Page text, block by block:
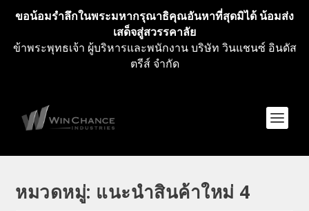
ขอน้อมรำลึกในพระมหากรุณาธิคุณอันหาที่สุดมิได้ น้อมส่ง
เสด็จสู่สวรรคาลัย
ข้าพระพุทธเจ้า ผู้บริหารและพนักงาน บริษัท วินแชนซ์ อินดัส
ตรีส์ จำกัด
หมวดหมู่: แนะนำสินค้าใหม่ 4